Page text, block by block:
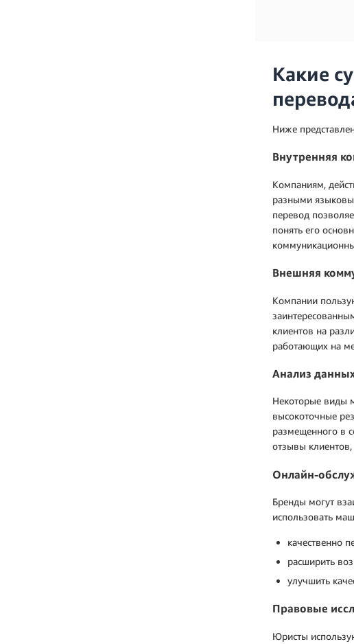
Какие
Ниже
Внутренняя
Компаниям,
разными
перевод
понять его
Внешняя
Компании
клиентов на
работающих на
Анализ
Некоторые виды
высокоточные
размещенного в
отзывы
Онлайн-
Бренды могут
использовать
качественно
расширить
улучшить
Правовые
Юристы